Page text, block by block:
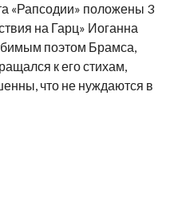
«Рапсодии» положены 3
на Гарц» Иоганна
поэтом Брамса,
к его стихам,
что не нуждаются в